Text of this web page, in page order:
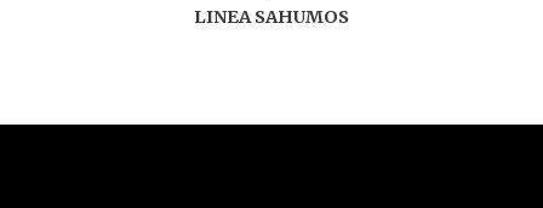
LINEA SAHUMOS